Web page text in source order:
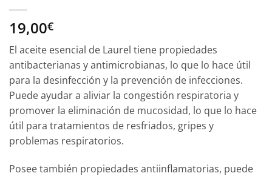
19,00€
El aceite esencial de Laurel tiene propiedades
antibacterianas y antimicrobianas, lo que lo hace útil
para la desinfección y la prevención de infecciones.
Puede ayudar a aliviar la congestión respiratoria y
promover la eliminación de mucosidad, lo que lo hace
útil para tratamientos de resfriados, gripes y
problemas respiratorios.
Posee también propiedades antiinflamatorias, puede